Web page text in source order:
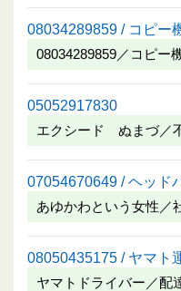
08034289859 / コピー
08034289859／コピー
05052917830
エクシード ぬまづ／
07054670649 / ヘッド
あゆかわという女性／
08050435175 / ヤマト
ヤマトドライバー／配